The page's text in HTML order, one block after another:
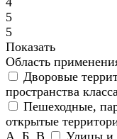
5
5
Показать
Область
Дворовые
пространства
Пешеходные,
открытые
А, Б, В
Улицы и